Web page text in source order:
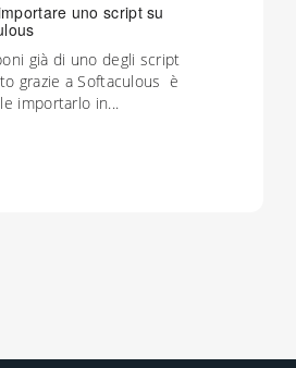
uno script su
già di uno degli script
grazie a Softaculous è
importarlo in...